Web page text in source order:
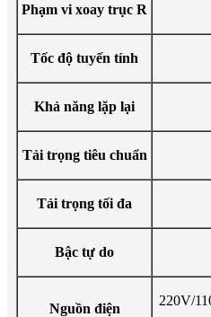
Phạm vi xoay trục R
Tốc độ tuyến tính
Khả năng lặp lại
Tải trọng tiêu chuẩn
Tải trọng tối đa
Bậc tự do
Nguồn điện
220V/